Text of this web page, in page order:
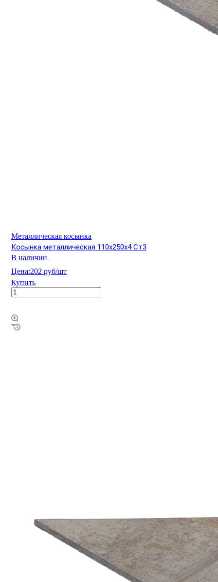
Металлическая косынка
Косынка металлическая 110х250х4 Ст3
В наличии
Цена:202 руб/шт
Купить